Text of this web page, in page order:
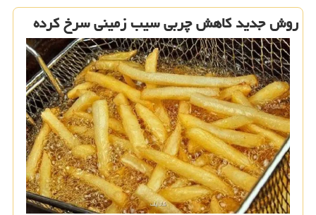
روش جدید کاهش چربی سیب زمینی سرخ کرده